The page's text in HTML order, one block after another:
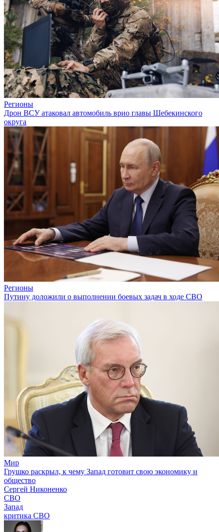
Регионы
Дрон ВСУ атаковал автомобиль врио главы Шебекинского
округа
Регионы
Путину доложили о выполнении боевых задач в ходе СВО
Мир
Грушко раскрыл, к чему Запад готовит свою экономику и
общество
Сергей Никоненко
СВО
Запад
критика СВО